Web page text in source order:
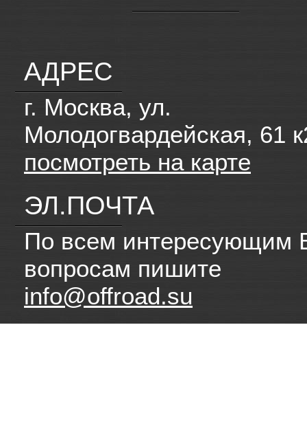
АДРЕС
г. Москва, ул.
Молодогвардейская, 61
посмотреть на карте
ЭЛ.ПОЧТА
По всем интересующим
вопросам пишите
info@offroad.su